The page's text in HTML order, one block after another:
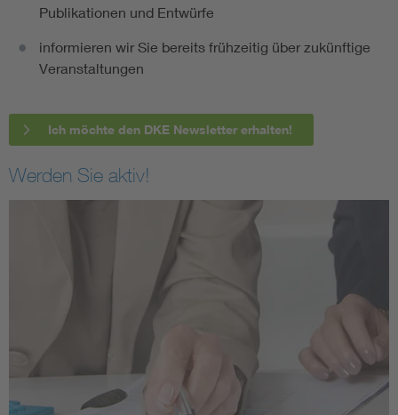
Publikationen und Entwürfe
informieren wir Sie bereits frühzeitig über zukünftige
Veranstaltungen
Ich möchte den DKE Newsletter erhalten!
Werden Sie aktiv!